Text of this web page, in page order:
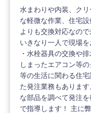
水まわりや内装、ク
な軽微な作業、住宅
よりも交換対応なの
いきなり一人で現場
・水栓器具の交換や
しまったエアコン等
等の生活に関わる住
た発注業務もありま
な部品を調べて発注
で指導します！ 主に